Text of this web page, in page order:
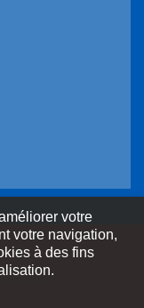
votre
votre navigation,
à des fins